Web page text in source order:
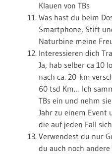
Klauen von TBs
Was hast du beim
Smartphone, Stift
Naturbine meine
Interessieren dich
Ja, hab selber ca 10
nach ca. 20 km
60 tsd Km… Ich
TBs ein und nehm
Jahr zu einem Event
die auf jeden Fall
Verwendest du nur
du auch noch andere